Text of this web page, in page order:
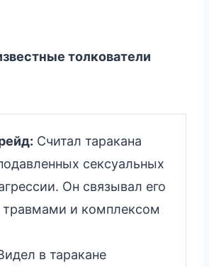
толкователи
Считал таракана
сексуальных
Он связывал его
травмами и комплексом
в таракане